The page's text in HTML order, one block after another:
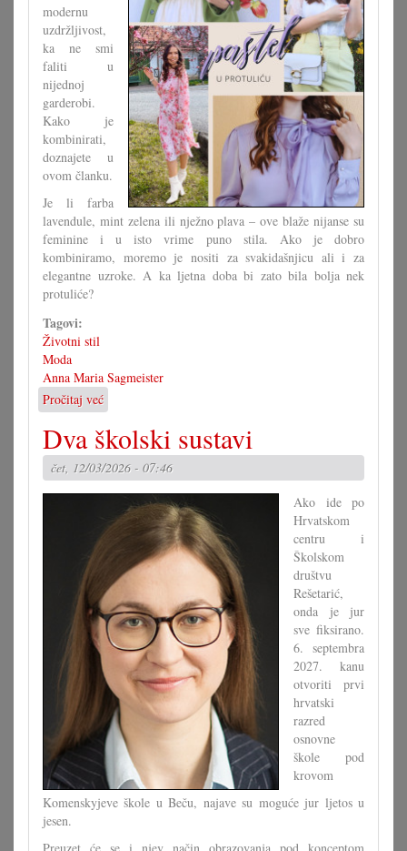
modernu
uzdržljivost,
ka ne smi
faliti u
nijednoj
garderobi.
Kako je
kombinirati,
doznajete u
ovom članku.
Je li farba
lavendule, mint zelena ili nježno plava – ove blaže nijanse su
feminine i u isto vrime puno stila. Ako je dobro
kombiniramo, moremo je nositi za svakidašnjicu ali i za
elegantne uzroke. A ka ljetna doba bi zato bila bolja nek
protuliće?
Tagovi:
Životni stil
Moda
Anna Maria Sagmeister
Pročitaj već
Kako
nositi
pastelne
farbe
u
protuliću
Dva školski sustavi
čet, 12/03/2026 - 07:46
Ako ide po
Hrvatskom
centru i
Školskom
društvu
Rešetarić,
onda je jur
sve fiksirano.
6. septembra
2027. kanu
otvoriti prvi
hrvatski
razred
osnovne
škole pod
krovom
Komenskyjeve škole u Beču, najave su moguće jur ljetos u
jesen.